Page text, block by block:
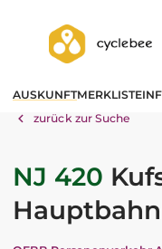
AUSKUNFTMERKLISTE
zurück zur Suche
NJ 420